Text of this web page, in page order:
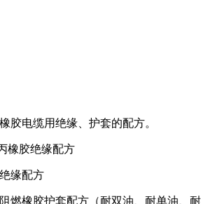
胶电缆用绝缘、护套的配方。
橡胶绝缘配方
缘配方
燃橡胶护套配方（耐双油、耐单油、